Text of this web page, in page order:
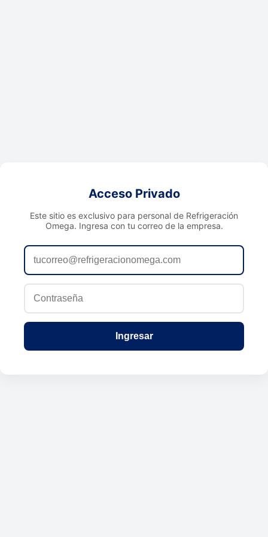
Acceso Privado
Este sitio es exclusivo para personal de Refrigeración
Omega. Ingresa con tu correo de la empresa.
Ingresar